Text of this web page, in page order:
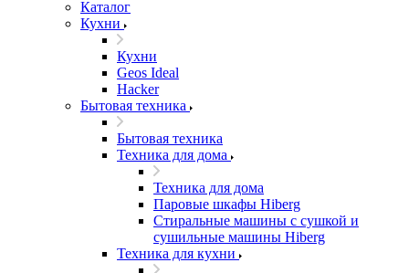
Каталог
Кухни
Кухни
Geos Ideal
Hacker
Бытовая техника
Бытовая техника
Техника для дома
Техника для дома
Паровые шкафы Hiberg
Стиральные машины с сушкой и
сушильные машины Hiberg
Техника для кухни